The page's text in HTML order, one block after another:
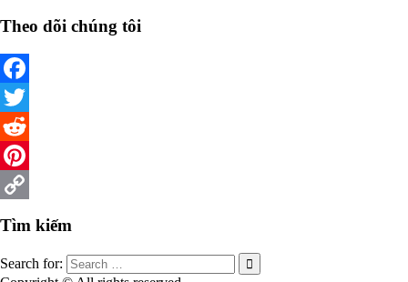
Theo dõi chúng tôi
Facebook
Twitter
Reddit
Pinterest
Tìm kiếm
Search for: